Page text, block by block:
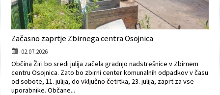
Začasno zaprtje Zbirnega centra Osojnica
02.07.2026
Občina Žiri bo sredi julija začela gradnjo nadstrešnice v Zbirnem
centru Osojnica. Zato bo zbirni center komunalnih odpadkov v času
od sobote, 11. julija, do vključno četrtka, 23. julija, zaprt za vse
uporabnike. Občane...